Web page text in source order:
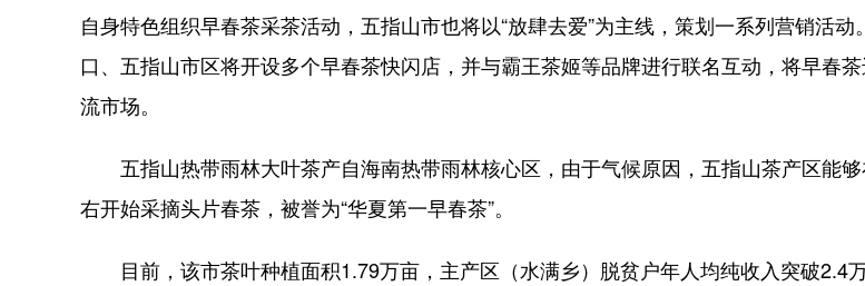
自身特色组织早春茶采茶活动，五指山市也将以“放肆去爱”为主线，策划一系列营销活动
口、五指山市区将开设多个早春茶快闪店，并与霸王茶姬等品牌进行联名互动，将早春
流市场。
五指山热带雨林大叶茶产自海南热带雨林核心区，由于气候原因，五指山茶产区能够
右开始采摘头片春茶，被誉为“华夏第一早春茶”。
目前，该市茶叶种植面积1.79万亩，主产区（水满乡）脱贫户年人均纯收入突破2.4